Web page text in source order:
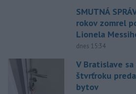
SMUTNÁ
rokov zomrel
Lionela
dnes 15:34
V Bratislave
štvrťroku
bytov